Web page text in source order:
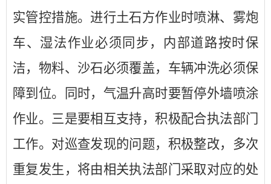
实管控措施。进行土石方作业时喷淋、雾炮
车、湿法作业必须同步，内部道路按时保
洁，物料、沙石必须覆盖，车辆冲洗必须保
障到位。同时，气温升高时要暂停外墙喷涂
作业。三是要相互支持，积极配合执法部门
工作。对巡查发现的问题，积极整改，多次
重复发生，将由相关执法部门采取对应的处